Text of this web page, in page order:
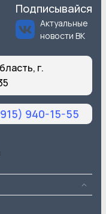
Подписывайся
Актуальные
новости ВК
г.
940-15-55